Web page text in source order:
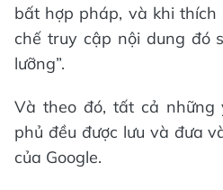
bất hợp pháp, và khi thích
chế truy cập nội dung đó
lưỡng”.
Và theo đó, tất cả những
phủ đều được lưu và đưa
của Google.